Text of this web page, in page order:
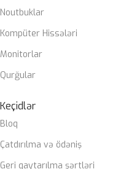
Noutbuklar
Kompüter Hissələri
Monitorlar
Qurğular
Keçidlər
Bloq
Çatdırılma və ödəniş
Geri qaytarılma şərtləri